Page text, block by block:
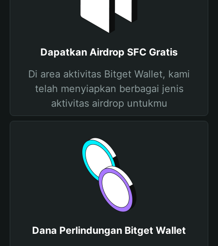
Dapatkan Airdrop SFC Gratis
Di area aktivitas Bitget Wallet, kami
telah menyiapkan berbagai jenis
aktivitas airdrop untukmu
Dana Perlindungan Bitget Wallet